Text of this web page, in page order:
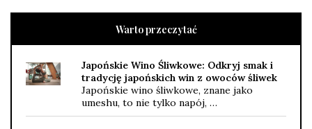
Warto przeczytać
Japońskie Wino Śliwkowe: Odkryj smak i
tradycję japońskich win z owoców śliwek
Japońskie wino śliwkowe, znane jako
umeshu, to nie tylko napój, …